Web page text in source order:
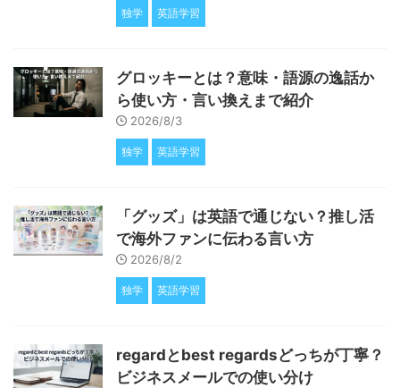
独学 英語学習
グロッキーとは？意味・語源の逸話か
ら使い方・言い換えまで紹介
2026/8/3
独学 英語学習
「グッズ」は英語で通じない？推し活
で海外ファンに伝わる言い方
2026/8/2
独学 英語学習
regardとbest regardsどっちが丁寧？
ビジネスメールでの使い分け